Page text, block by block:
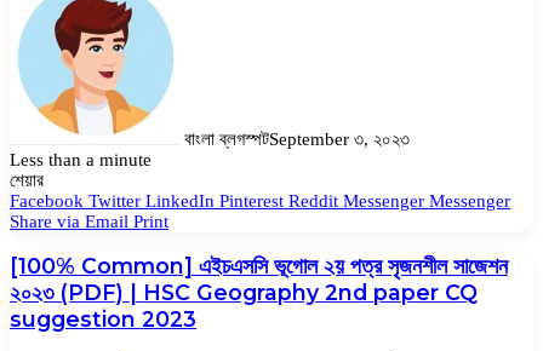
বাংলা ব্লগস্পটSeptember ৩, ২০২৩
Less than a minute
Facebook
Twitter
LinkedIn
Pinterest
Messenger
Messenger
WhatsApp
শেয়ার
Facebook Twitter LinkedIn Pinterest Reddit Messenger Messenger
Share via Email Print
[100% Common] এইচএসসি ভূগোল ২য় পত্র সৃজনশীল সাজেশন
২০২৩ (PDF) | HSC Geography 2nd paper CQ
suggestion 2023